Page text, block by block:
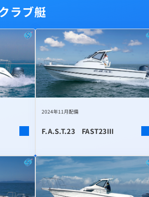
ラブ艇
2024年11月配備
F.A.S.T.23 FAST23Ⅲ